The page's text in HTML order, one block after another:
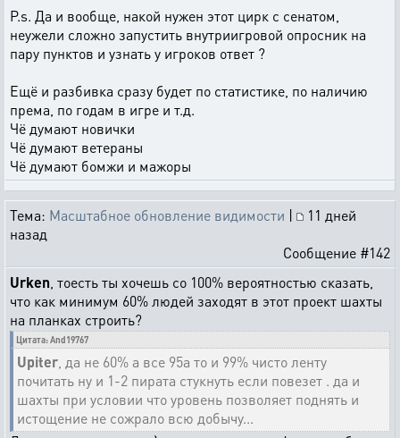
P.s. Да и вообще, накой нужен этот цирк с сенатом,
неужели сложно запустить внутриигровой опросник на
пару пунктов и узнать у игроков ответ ?
Ещё и разбивка сразу будет по статистике, по наличию
према, по годам в игре и т.д.
Чё думают новички
Чё думают ветераны
Чё думают бомжи и мажоры
Тема: Масштабное обновление видимости |
11 дней
назад
Сообщение #142
Urken , тоесть ты хочешь со 100% вероятностью сказать,
что как минимум 60% людей заходят в этот проект шахты
на планках строить?
Цитата: And19767
Upiter , да не 60% а все 95а то и 99% чисто ленту
почитать ну и 1-2 пирата стукнуть если повезет . да и
шахты при условии что уровень позволяет поднять и
истощение не сожрало всю добычу...